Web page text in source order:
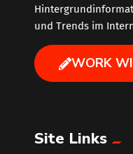
und Trends im
WORK
Site Links